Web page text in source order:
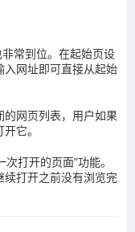
常到位。在起始页设
网址即可直接从起始
的网页列表，用户如果
它。
打开的页面”功能。
续打开之前没有浏览完